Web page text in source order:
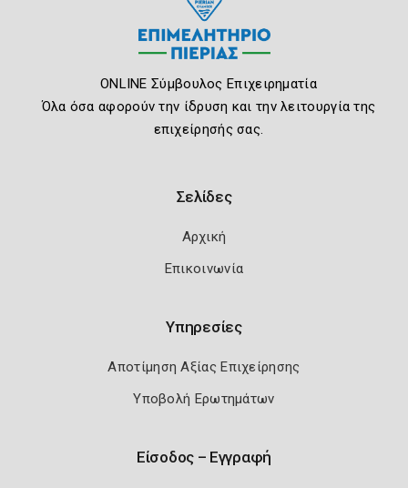
ONLINE Σύμβουλος Επιχειρηματία
Όλα όσα αφορούν την ίδρυση και την λειτουργία της
επιχείρησής σας.
Σελίδες
Αρχική
Επικοινωνία
Υπηρεσίες
Αποτίμηση Αξίας Επιχείρησης
Υποβολή Ερωτημάτων
Είσοδος – Εγγραφή